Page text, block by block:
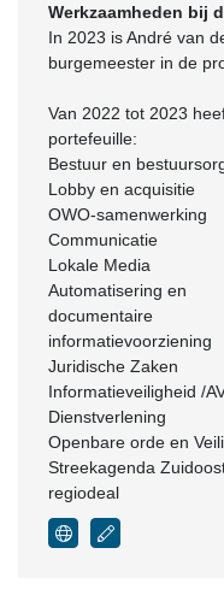
Werkzaamheden bij
In 2023 is André van
burgemeester in de
Van 2022 tot 2023
portefeuille:
Bestuur en
Lobby en acquisitie
OWO-samenwerking
Communicatie
Lokale Media
Automatisering en
documentaire
informatievoorziening
Juridische Zaken
Informatieveiligheid /
Dienstverlening
Openbare orde en
Streekagenda
regiodeal